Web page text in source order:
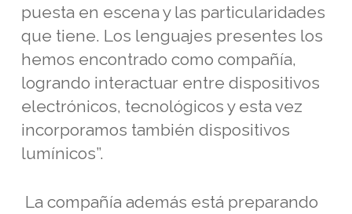
puesta en escena y las particularidades
que tiene. Los lenguajes presentes los
hemos encontrado como compañía,
logrando interactuar entre dispositivos
electrónicos, tecnológicos y esta vez
incorporamos también dispositivos
lumínicos”.
La compañía además está preparando